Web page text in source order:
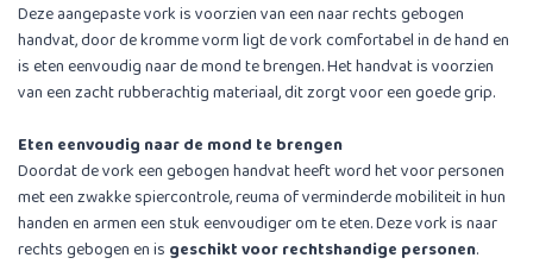
Deze aangepaste vork is voorzien van een naar rechts gebogen
handvat, door de kromme vorm ligt de vork comfortabel in de hand en
is eten eenvoudig naar de mond te brengen. Het handvat is voorzien
van een zacht rubberachtig materiaal, dit zorgt voor een goede grip.
Eten eenvoudig naar de mond te brengen
Doordat de vork een gebogen handvat heeft word het voor personen
met een zwakke spiercontrole, reuma of verminderde mobiliteit in hun
handen en armen een stuk eenvoudiger om te eten. Deze vork is naar
rechts gebogen en is geschikt voor rechtshandige personen.